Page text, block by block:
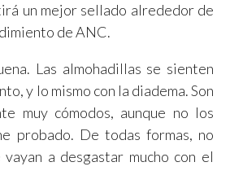
un mejor sellado alrededor de
de ANC.
Las almohadillas se sienten
y lo mismo con la diadema. Son
muy cómodos, aunque no los
probado. De todas formas, no
a desgastar mucho con el